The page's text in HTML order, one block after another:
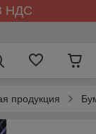
НДС
продукция